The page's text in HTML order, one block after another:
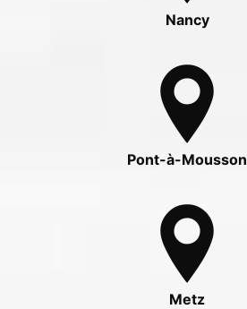
Nancy
Pont-à-Mousson
Metz